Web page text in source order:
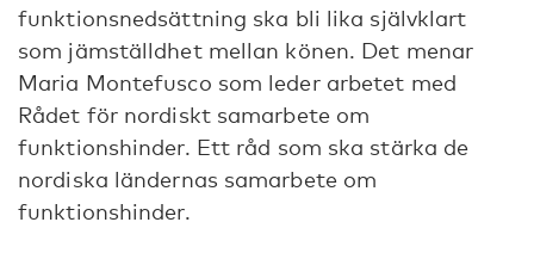
funktionsnedsättning ska bli lika självklart
som jämställdhet mellan könen. Det menar
Maria Montefusco som leder arbetet med
Rådet för nordiskt samarbete om
funktionshinder. Ett råd som ska stärka de
nordiska ländernas samarbete om
funktionshinder.